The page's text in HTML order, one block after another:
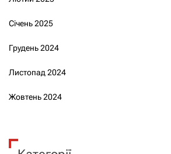
Січень 2025
Грудень 2024
Листопад 2024
Жовтень 2024